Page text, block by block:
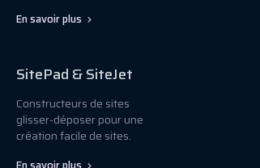
En savoir plus
SitePad & SiteJet
Constructeurs de sites
glisser-déposer pour une
création facile de sites.